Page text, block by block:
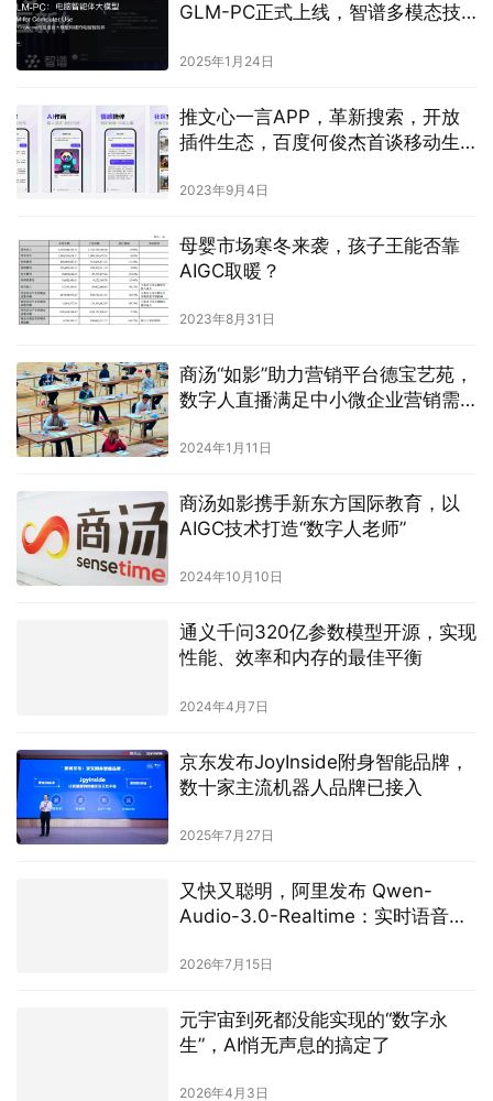
GLM-PC正式上线，智谱多模态技
2025年1月24日
推文心一言APP，革新搜索，开放
插件生态，百度何俊杰首谈移动生
2023年9月4日
母婴市场寒冬来袭，孩子王能否靠
AIGC取暖？
2023年8月31日
商汤“如影”助力营销平台德宝艺苑，
数字人直播满足中小微企业营销需
2024年1月11日
商汤如影携手新东方国际教育，以
AIGC技术打造“数字人老师”
2024年10月10日
通义千问320亿参数模型开源，实现
性能、效率和内存的最佳平衡
2024年4月7日
京东发布JoyInside附身智能品牌，
数十家主流机器人品牌已接入
2025年7月27日
又快又聪明，阿里发布 Qwen-
Audio-3.0-Realtime：实时语音大
2026年7月15日
元宇宙到死都没能实现的“数字永
生”，AI悄无声息的搞定了
2026年4月3日